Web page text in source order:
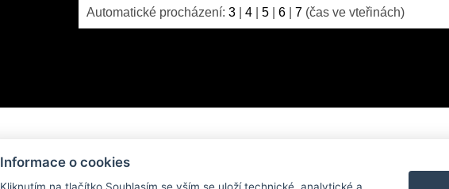
Automatické procházení:3 |4 |5 |6 |7 (čas ve vteřinách)
Informace o cookies